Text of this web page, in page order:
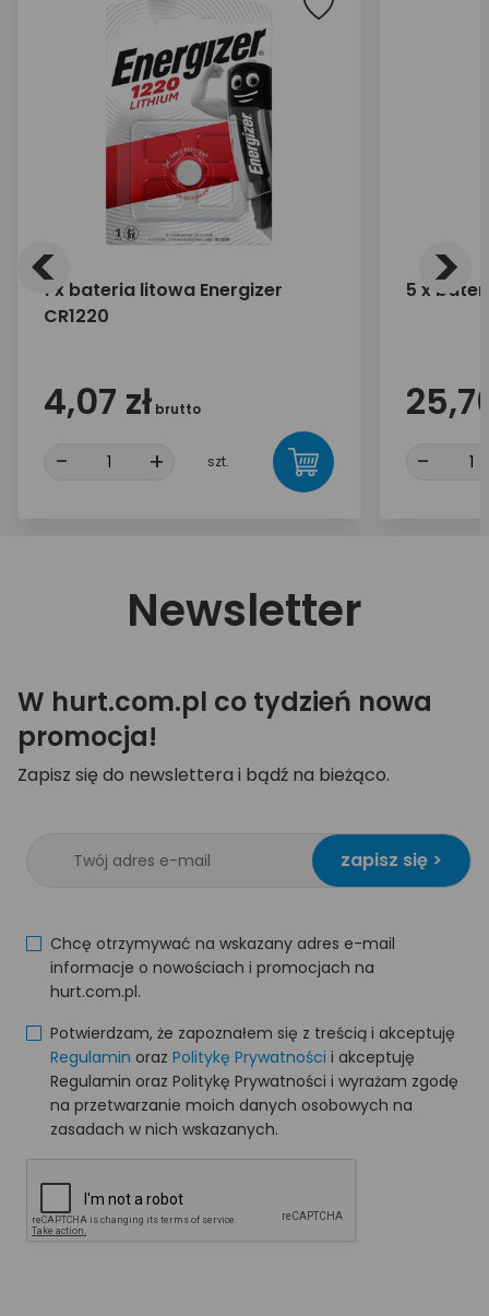
1 x bateria litowa Energizer
CR1220
4,07 zł brutto
- + szt.
5 x
-
< >
Newsletter
W hurt.com.pl co tydzień nowa
promocja!
Zapisz się do newslettera i bądź na bieżąco.
zapisz się >
Chcę otrzymywać na wskazany adres e-mail
informacje o nowościach i promocjach na
hurt.com.pl.
Potwierdzam, że zapoznałem się z treścią i akceptuję
Regulamin oraz Politykę Prywatności i akceptuję
Regulamin oraz Politykę Prywatności i wyrażam zgodę
na przetwarzanie moich danych osobowych na
zasadach w nich wskazanych.